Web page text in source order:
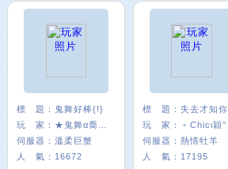
標 題：
鬼舞好棒{!}
玩 家：
伺服器： 溫柔巨蟹
人 氣： 16672
標 題：
玩 家：
﹢Chicι穎°
伺服器： 熱情牡羊
人 氣： 17195